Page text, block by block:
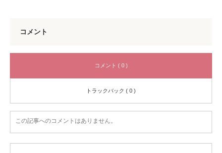
コメント
コメント ( 0 )
トラックバック ( 0 )
この記事へのコメントはありません。